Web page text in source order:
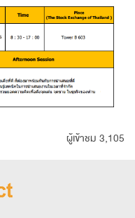
ผู้เข้าชม 3,105